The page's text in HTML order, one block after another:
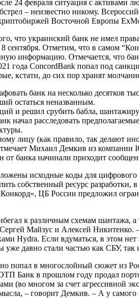
24 февраля ситуация с активами
– неизвестно никому.
Восточной Европы
что украинский банк не имел
сентября. Отметим, что в самом
информацию. Отмечается, что
года ConcordBank попал под
кстати, до сих пор хранят
банк на несколько десятков
остаться неназванным.
и решил срубить бабла,
начал расследовать
лицу (как правило, так делают
Михаил Демкив из компании
банка начинали приходит
исходные коды для
собственный ресурс разработки,
ЦБ России предложил
к различным схемам
Майзус и Алексей
Hydra. Если вдуматься, в этом
уже давно стали частью как СБУ,
попал в многослойный сюжет из
Банк в прошлом году продал
(во многом за счет агрессивной
– говорит Демкив. – А у